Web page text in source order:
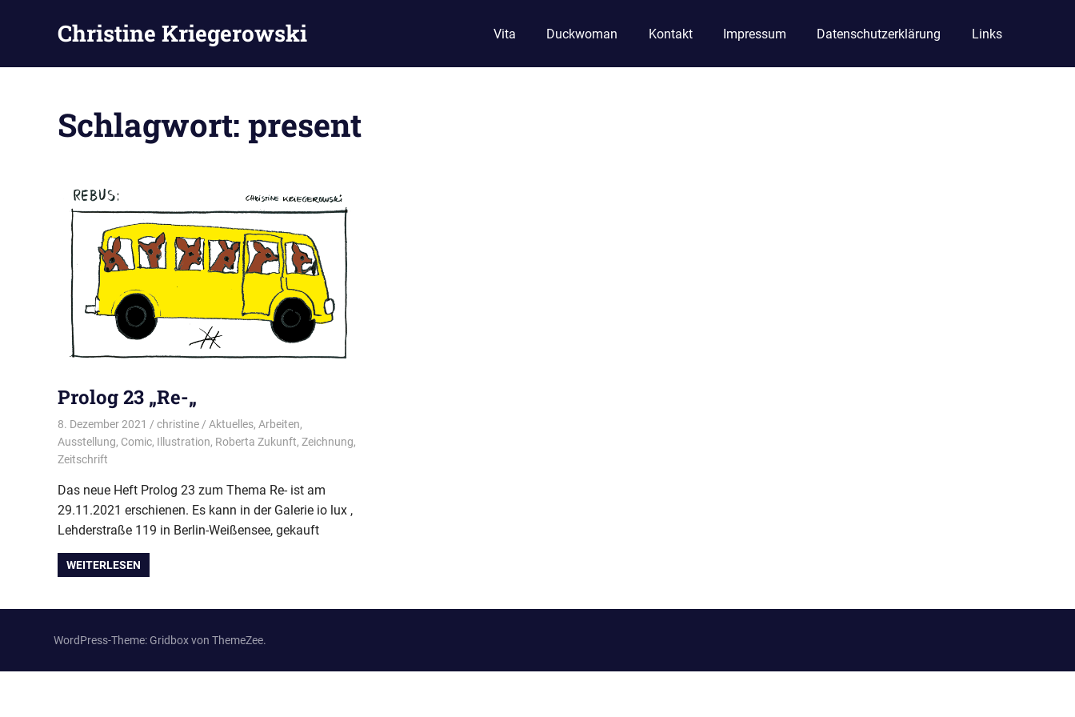
Christine Kriegerowski Vita Duckwoman Kontakt Impressum Datenschutzerklärung Links
Schlagwort: present
Prolog 23 „Re-„
8. Dezember 2021 christine Aktuelles, Arbeiten,
Ausstellung, Comic, Illustration, Roberta Zukunft, Zeichnung,
Zeitschrift
Das neue Heft Prolog 23 zum Thema Re- ist am
29.11.2021 erschienen. Es kann in der Galerie io lux ,
Lehderstraße 119 in Berlin-Weißensee, gekauft
WEITERLESEN
WordPress-Theme: Gridbox von ThemeZee.